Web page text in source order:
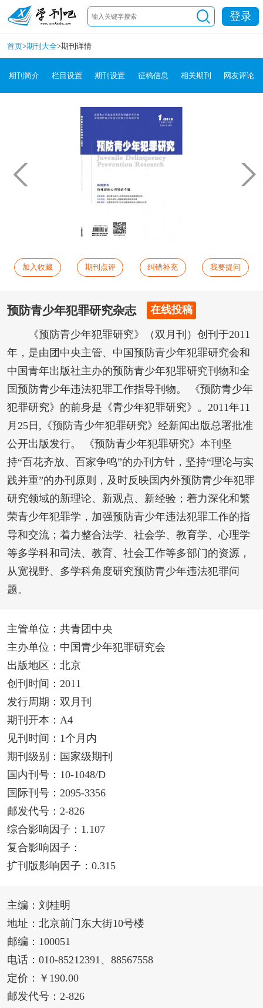
登录
首页>期刊大全>期刊详情
期刊简介 栏目设置 期刊设置 征稿信息 相关期刊 网友评论
加入收藏 期刊点评 纠错补充 我要提问
预防青少年犯罪研究杂志 在线投稿
《预防青少年犯罪研究》（双月刊）创刊于2011
年，是由团中央主管、中国预防青少年犯罪研究会和
中国青年出版社主办的预防青少年犯罪研究刊物和全
国预防青少年违法犯罪工作指导刊物。 《预防青少年
犯罪研究》的前身是《青少年犯罪研究》。2011年11
月25日,《预防青少年犯罪研究》经新闻出版总署批准
公开出版发行。 《预防青少年犯罪研究》本刊坚
持“百花齐放、百家争鸣”的办刊方针，坚持“理论与实
践并重”的办刊原则，及时反映国内外预防青少年犯罪
研究领域的新理论、新观点、新经验；着力深化和繁
荣青少年犯罪学，加强预防青少年违法犯罪工作的指
导和交流；着力整合法学、社会学、教育学、心理学
等多学科和司法、教育、社会工作等多部门的资源，
从宽视野、多学科角度研究预防青少年违法犯罪问
题。
主管单位：共青团中央
主办单位：中国青少年犯罪研究会
出版地区：北京
创刊时间：2011
发行周期：双月刊
期刊开本：A4
见刊时间：1个月内
期刊级别：国家级期刊
国内刊号：10-1048/D
国际刊号：2095-3356
邮发代号：2-826
综合影响因子：1.107
复合影响因子：
扩刊版影响因子：0.315
主编：刘桂明
地址：北京前门东大街10号楼
邮编：100051
电话：010-85212391、88567558
定价：￥190.00
邮发代号：2-826